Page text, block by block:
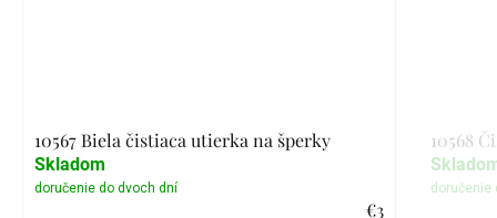
10567 Biela čistiaca utierka na šperky
€3
Skladom
10568